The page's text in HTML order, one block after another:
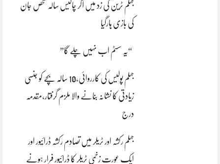
جہلم ٹرین کی زد میں آکر چالیس سالہ شخص جان
کی بازی ہارگیا
“یہ سسٹم اب نہیں چلے گا”
جہلم پولیس کی کارروائی،10 سالہ بچے کو جنسی
زیادتی کا نشانہ بنانے والا ملزم گرفتار،مقدمہ
درج
جہلم رکشہ اور ٹریلر میں تصادم رکشہ ڈرائیور اور
ایک عورت زخمی ٹریلر کا ڈرائیور فرار ہونے